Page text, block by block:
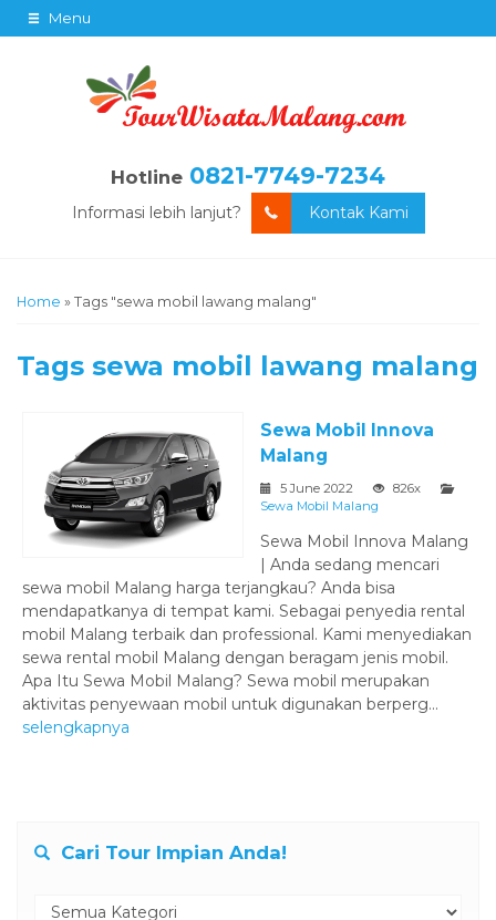
Menu
Hotline 0821-7749-7234
Informasi lebih lanjut? Kontak Kami
Home » Tags "sewa mobil lawang malang"
Tags sewa mobil lawang malang
Sewa Mobil Innova
Malang
5 June 2022
826x
Sewa Mobil Malang
Sewa Mobil Innova Malang
| Anda sedang mencari
sewa mobil Malang harga terjangkau? Anda bisa
mendapatkanya di tempat kami. Sebagai penyedia rental
mobil Malang terbaik dan professional. Kami menyediakan
sewa rental mobil Malang dengan beragam jenis mobil.
Apa Itu Sewa Mobil Malang? Sewa mobil merupakan
aktivitas penyewaan mobil untuk digunakan berperg...
selengkapnya
Cari Tour Impian Anda!